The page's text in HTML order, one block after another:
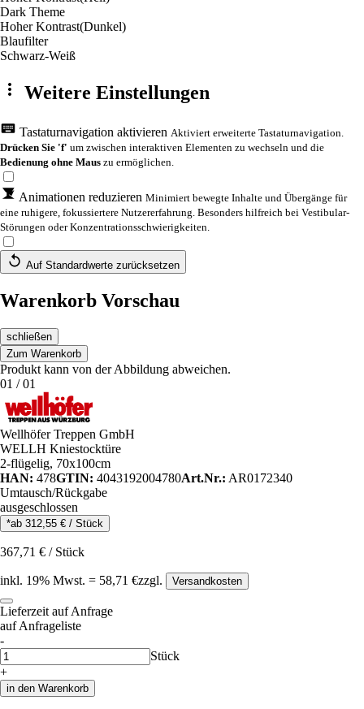
Dark Theme
Hoher Kontrast(Dunkel)
Blaufilter
Schwarz-Weiß
Weitere Einstellungen
Tastaturnavigation aktivieren Aktiviert erweiterte Tastaturnavigation.
Drücken Sie 'f' um zwischen interaktiven Elementen zu wechseln und die
Bedienung ohne Maus zu ermöglichen.
Animationen reduzieren Minimiert bewegte Inhalte und Übergänge für
eine ruhigere, fokussiertere Nutzererfahrung. Besonders hilfreich bei Vestibular-
Störungen oder Konzentrationsschwierigkeiten.
Auf Standardwerte zurücksetzen
Warenkorb Vorschau
schließen
Zum Warenkorb
Produkt kann von der Abbildung abweichen.
01 /01
Wellhöfer Treppen GmbH
WELLH Kniestocktüre
2-flügelig, 70x100cm
HAN: 478GTIN: 4043192004780Art.Nr.: AR0172340
Umtausch/Rückgabe
ausgeschlossen
*ab 312,55 € / Stück
367,71 € / Stück
inkl. 19% Mwst. = 58,71 €zzgl. Versandkosten
Lieferzeit auf Anfrage
auf Anfrageliste
-
Anzahl
Stück
+
in den Warenkorb